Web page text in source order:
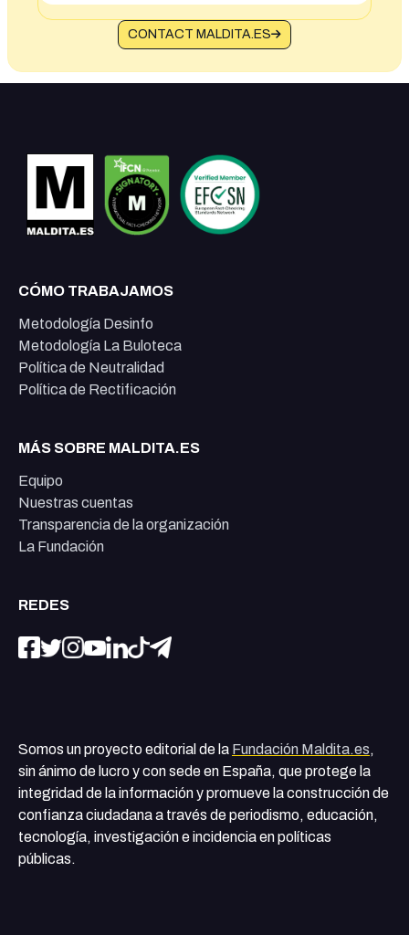
CONTACT MALDITA.ES
CÓMO TRABAJAMOS
Metodología Desinfo
Metodología La Buloteca
Política de Neutralidad
Política de Rectificación
MÁS SOBRE MALDITA.ES
Equipo
Nuestras cuentas
Transparencia de la organización
La Fundación
REDES
Somos un proyecto editorial de la Fundación Maldita.es,
sin ánimo de lucro y con sede en España, que protege la
integridad de la información y promueve la construcción de
confianza ciudadana a través de periodismo, educación,
tecnología, investigación e incidencia en políticas
públicas.